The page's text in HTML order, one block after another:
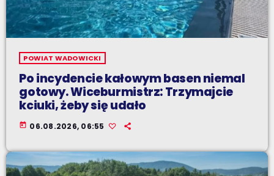
POWIAT WADOWICKI
Po incydencie kałowym basen niemal
gotowy. Wiceburmistrz: Trzymajcie
kciuki, żeby się udało
today 06.08.2026, 06:55